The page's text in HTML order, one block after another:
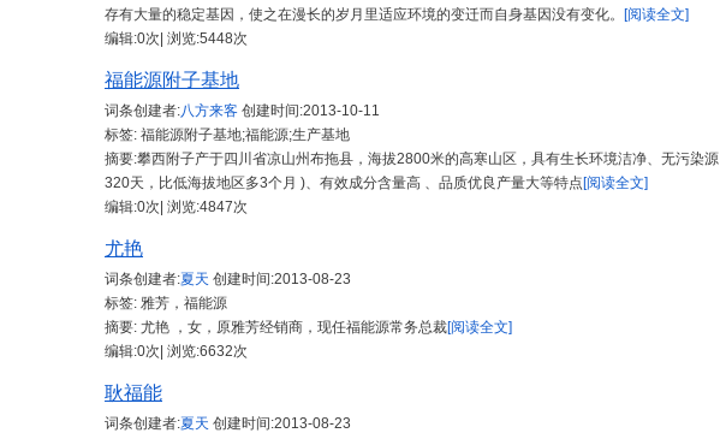
存有大量的稳定基因，使之在漫长的岁月里适应环境的变迁而自身基因没有变化。
[阅读全文]
编辑:0次| 浏览:5448次
福能源附子基地
词条创建者:八方来客 创建时间:2013-10-11
标签: 福能源附子基地;福能源;生产基地
摘要:攀西附子产于四川省凉山州布拖县，海拔2800米的高寒山区，具有生长环境洁净、无污染
320天，比低海拔地区多3个月 )、有效成分含量高 、品质优良产量大等特点 [阅读全文]
编辑:0次| 浏览:4847次
尤艳
词条创建者:夏天 创建时间:2013-08-23
标签: 雅芳，福能源
摘要: 尤艳 ，女，原雅芳经销商，现任福能源常务总裁[阅读全文]
编辑:0次| 浏览:6632次
耿福能
词条创建者:夏天 创建时间:2013-08-23